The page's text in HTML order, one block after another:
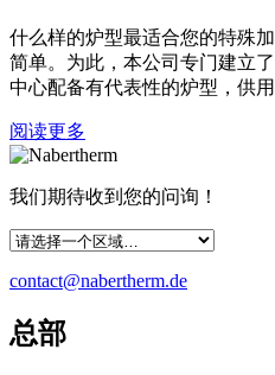
什么样的炉型最适合您的特殊
简单。为此，本公司专门建立
中心配备有代表性的炉型，供
阅读更多
我们期待收到您的问询！
contact@nabertherm.de
总部